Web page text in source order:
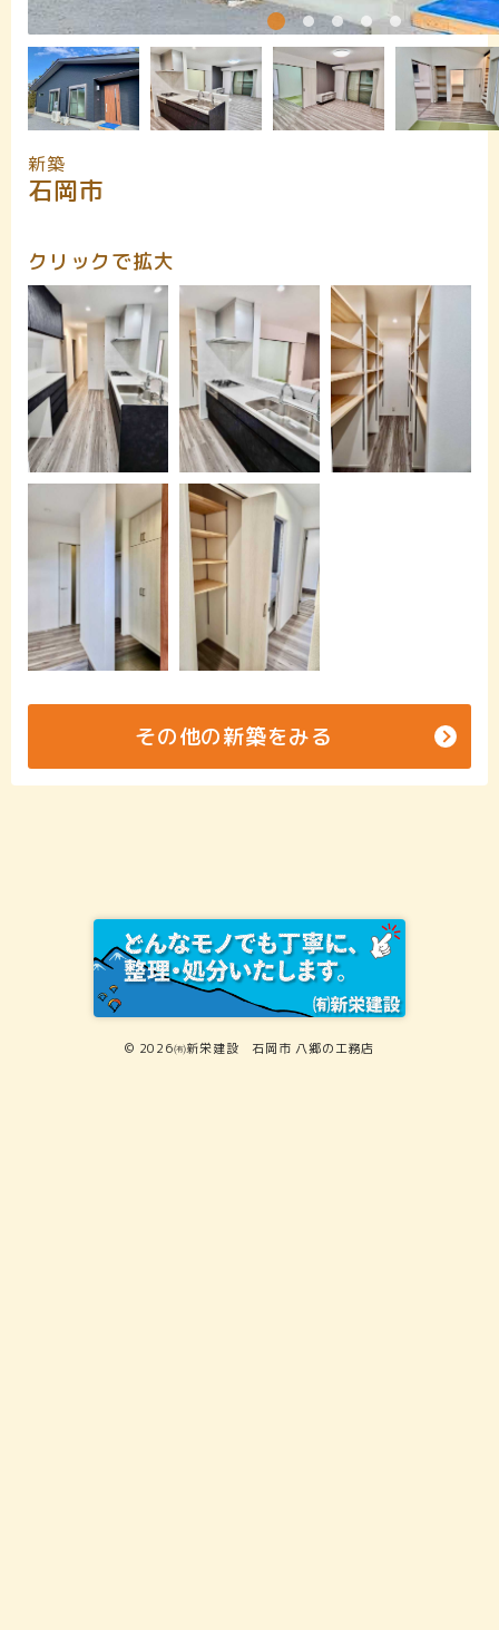
新築
石岡市
クリックで拡大
その他の新築をみる
© 2026㈲新栄建設 石岡市 八郷の工務店